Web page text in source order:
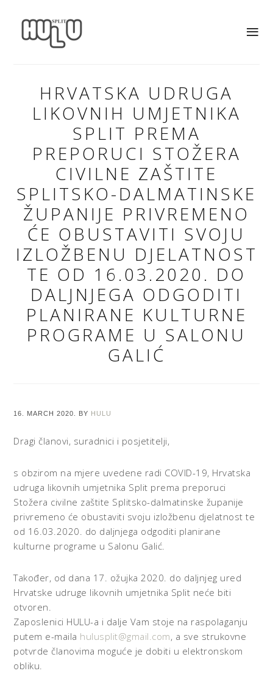
HRVATSKA UDRUGA
LIKOVNIH UMJETNIKA
SPLIT PREMA
PREPORUCI STOŽERA
CIVILNE ZAŠTITE
SPLITSKO-DALMATINSKE
ŽUPANIJE PRIVREMENO
ĆE OBUSTAVITI SVOJU
IZLOŽBENU DJELATNOST
TE OD 16.03.2020. DO
DALJNJEGA ODGODITI
PLANIRANE KULTURNE
PROGRAME U SALONU
GALIĆ
16. MARCH 2020. BY HULU
Dragi članovi, suradnici i posjetitelji,
s obzirom na mjere uvedene radi COVID-19, Hrvatska
udruga likovnih umjetnika Split prema preporuci
Stožera civilne zaštite Splitsko-dalmatinske županije
privremeno će obustaviti svoju izložbenu djelatnost te
od 16.03.2020. do daljnjega odgoditi planirane
kulturne programe u Salonu Galić.
Također, od dana 17. ožujka 2020. do daljnjeg ured
Hrvatske udruge likovnih umjetnika Split neće biti
otvoren.
Zaposlenici HULU-a i dalje Vam stoje na raspolaganju
putem e-maila hulusplit@gmail.com, a sve strukovne
potvrde članovima moguće je dobiti u elektronskom
obliku.